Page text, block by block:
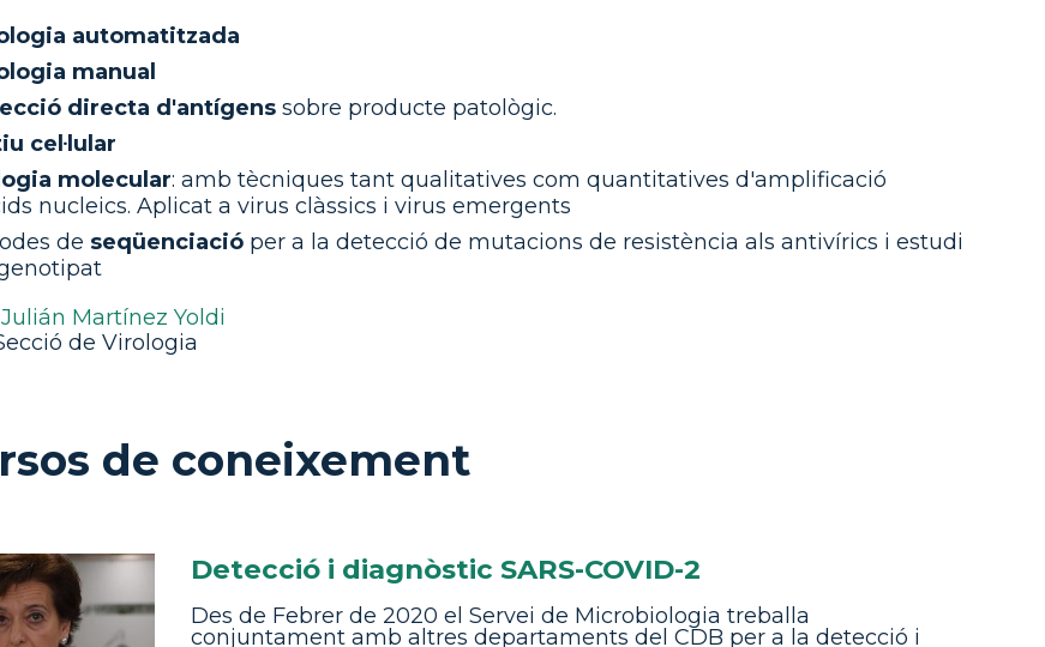
automatitzada
manual
directa d'antígens sobre producte patològic.
cel·lular
molecular: amb tècniques tant qualitatives com quantitatives d'amplificació
nucleics. Aplicat a virus clàssics i virus emergents
de seqüenciació per a la detecció de mutacions de resistència als antivírics i estudi
Martínez Yoldi
de Virologia
de coneixement
Detecció i diagnòstic SARS-COVID-2
Des de Febrer de 2020 el Servei de Microbiologia treballa
conjuntament amb altres departaments del CDB per a la detecció i